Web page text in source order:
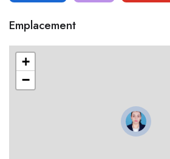
Emplacement
+
−